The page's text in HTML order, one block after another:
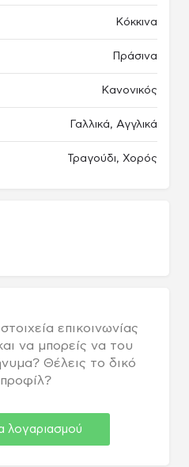
Κόκκινα
Πράσινα
Κανονικός
Γαλλικά, Αγγλικά
Τραγούδι, Χορός
επικοινωνίας
να μπορείς να του
Θέλεις το δικό
λογαριασμού